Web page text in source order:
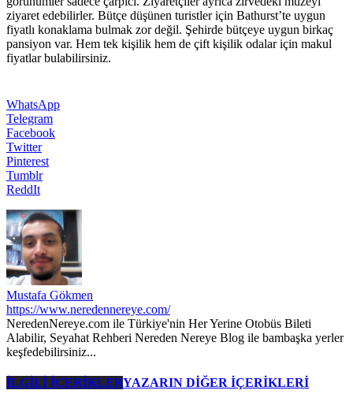
ziyaret edebilirler. Bütçe düşünen turistler için Bathurst’te uygun
fiyatlı konaklama bulmak zor değil. Şehirde bütçeye uygun birkaç
pansiyon var. Hem tek kişilik hem de çift kişilik odalar için makul
fiyatlar bulabilirsiniz.
WhatsApp
Telegram
Facebook
Twitter
Pinterest
Tumblr
ReddIt
Mustafa Gökmen
https://www.neredennereye.com/
NeredenNereye.com ile Türkiye'nin Her Yerine Otobüs Bileti
Alabilir, Seyahat Rehberi Nereden Nereye Blog ile bambaşka yerler
keşfedebilirsiniz...
İLGİLİ İÇERİKLERYAZARIN DİĞER İÇERİKLERİ